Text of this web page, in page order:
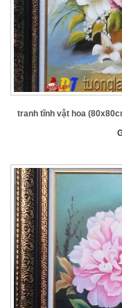
tranh tĩnh vật hoa